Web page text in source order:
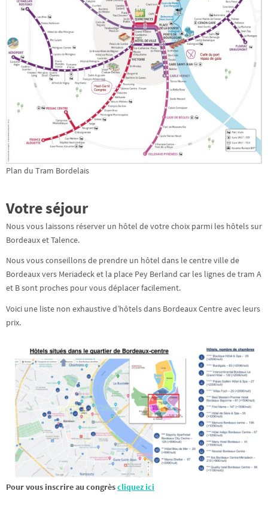
Plan du Tram Bordelais
Votre séjour
Nous vous laissons réserver un hôtel de votre choix parmi les hôtels sur
Bordeaux et Talence.
Nous vous conseillons de prendre un hôtel dans le centre ville de
Bordeaux vers Meriadeck et la place Pey Berland car les lignes de tram A
et B sont proches pour vous déplacer facilement.
Voici une liste non exhaustive d’hôtels dans Bordeaux Centre avec leurs
prix.
Pour vous inscrire au congrèscliquez ici